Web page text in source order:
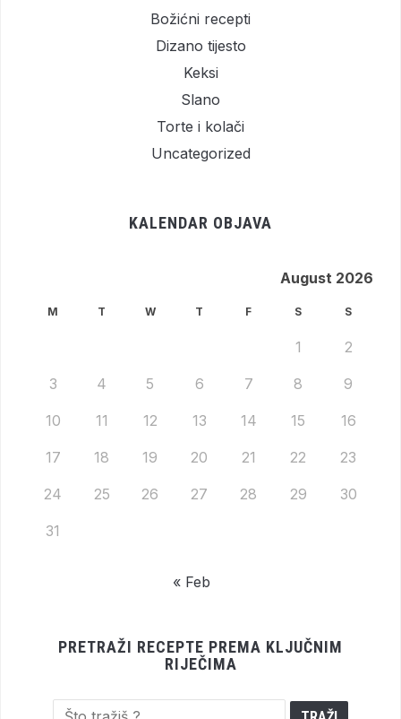
Božićni recepti
Dizano tijesto
Keksi
Slano
Torte i kolači
Uncategorized
KALENDAR OBJAVA
August 2026
M T W T F S S
1 2
3 4 5 6 7 8 9
10 11 12 13 14 15 16
17 18 19 20 21 22 23
24 25 26 27 28 29 30
31
« Feb
PRETRAŽI RECEPTE PREMA KLJUČNIM
RIJEČIMA